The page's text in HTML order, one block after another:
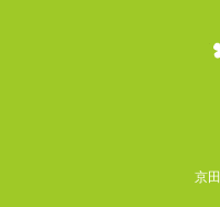
京